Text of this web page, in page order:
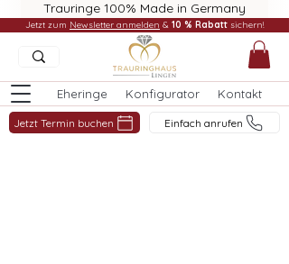
Trauringe 100% Made in Germany
Eheringe Konfigurator Kontakt
Jetzt Termin buchen Einfach anrufen
Jetzt zum Newsletter anmelden & 10 % Rabatt sichern!